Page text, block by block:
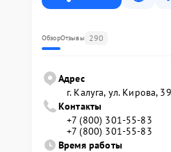
ОбзорОтзывы 290
Адрес
г. Калуга, ул. Кирова, 39
Контакты
+7 (800) 301-55-83
+7 (800) 301-55-83
Время работы